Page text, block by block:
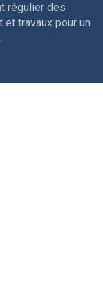
régulier des
travaux pour un